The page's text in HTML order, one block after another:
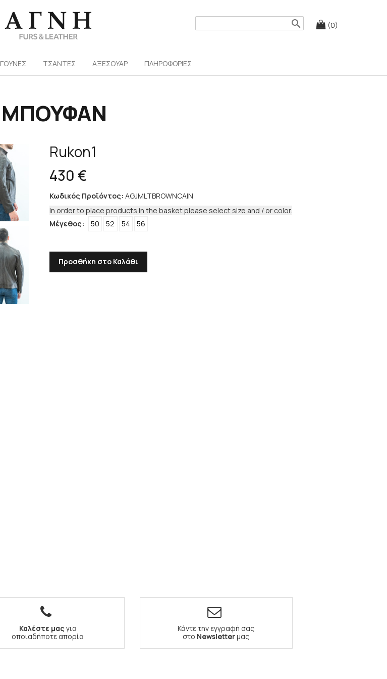
(0)
search
ΓΟΥΝΕΣ ΤΣΑΝΤΕΣ ΑΞΕΣΟΥΑΡ ΠΛΗΡΟΦΟΡΙΕΣ
ΜΠΟΥΦΑΝ
Rukon1
430 €
Κωδικός Προϊόντος: AGJMLTBROWNCAIN
In order to place products in the basket please select size and / or color.
Μέγεθος:
50 52 54 56
Προσθήκη στο Καλάθι
Καλέστε μας για
οποιαδήποτε απορία
Κάντε την εγγραφή σας
στο Newsletterμας